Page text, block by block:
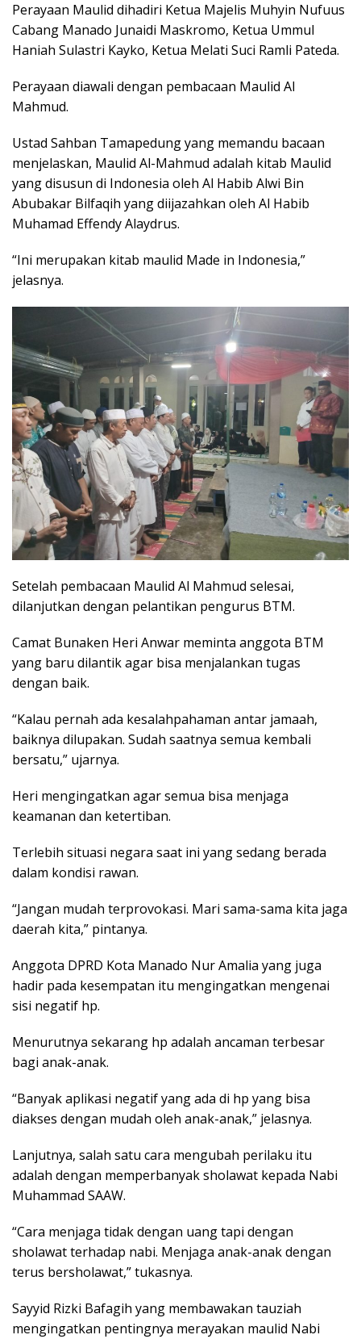
Perayaan Maulid dihadiri Ketua Majelis Muhyin Nufuus
Cabang Manado Junaidi Maskromo, Ketua Ummul
Haniah Sulastri Kayko, Ketua Melati Suci Ramli Pateda.
Perayaan diawali dengan pembacaan Maulid Al
Mahmud.
Ustad Sahban Tamapedung yang memandu bacaan
menjelaskan, Maulid Al-Mahmud adalah kitab Maulid
yang disusun di Indonesia oleh Al Habib Alwi Bin
Abubakar Bilfaqih yang diijazahkan oleh Al Habib
Muhamad Effendy Alaydrus.
“Ini merupakan kitab maulid Made in Indonesia,”
jelasnya.
Setelah pembacaan Maulid Al Mahmud selesai,
dilanjutkan dengan pelantikan pengurus BTM.
Camat Bunaken Heri Anwar meminta anggota BTM
yang baru dilantik agar bisa menjalankan tugas
dengan baik.
“Kalau pernah ada kesalahpahaman antar jamaah,
baiknya dilupakan. Sudah saatnya semua kembali
bersatu,” ujarnya.
Heri mengingatkan agar semua bisa menjaga
keamanan dan ketertiban.
Terlebih situasi negara saat ini yang sedang berada
dalam kondisi rawan.
“Jangan mudah terprovokasi. Mari sama-sama kita jaga
daerah kita,” pintanya.
Anggota DPRD Kota Manado Nur Amalia yang juga
hadir pada kesempatan itu mengingatkan mengenai
sisi negatif hp.
Menurutnya sekarang hp adalah ancaman terbesar
bagi anak-anak.
“Banyak aplikasi negatif yang ada di hp yang bisa
diakses dengan mudah oleh anak-anak,” jelasnya.
Lanjutnya, salah satu cara mengubah perilaku itu
adalah dengan memperbanyak sholawat kepada Nabi
Muhammad SAAW.
“Cara menjaga tidak dengan uang tapi dengan
sholawat terhadap nabi. Menjaga anak-anak dengan
terus bersholawat,” tukasnya.
Sayyid Rizki Bafagih yang membawakan tauziah
mengingatkan pentingnya merayakan maulid Nabi